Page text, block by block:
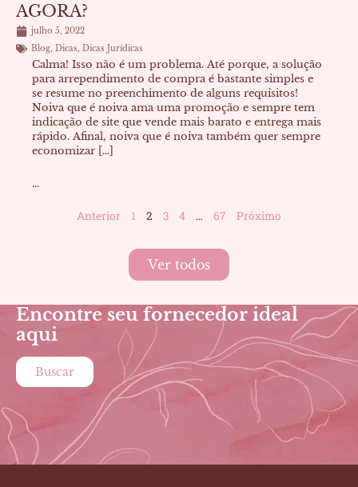
AGORA?
julho 5, 2022
Blog, Dicas, Dicas Jurídicas
Calma! Isso não é um problema. Até porque, a solução
para arrependimento de compra é bastante simples e
se resume no preenchimento de alguns requisitos!
Noiva que é noiva ama uma promoção e sempre tem
indicação de site que vende mais barato e entrega mais
rápido. Afinal, noiva que é noiva também quer sempre
economizar […]
...
Anterior 1 2 3 4 … 67 Próximo
Ver todos
Encontre seu fornecedor ideal
aqui
Buscar